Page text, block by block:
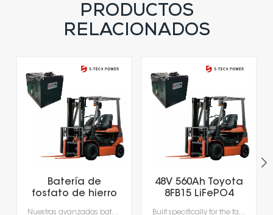
PRODUCTOS
RELACIONADOS
Batería de
fosfato de hierro
Nuestras avanzadas baterías de iones de litio, diseñadas específicamente para las exigencias de la manipulación moderna de materiales.Experimente una productividad sin precedentes con una carga rápida que tarda tan solo 1-2 horas, lo que permite cargar la batería durante los descansos y elimina los largos tiempos de inactividad por cambio de batería.Gracias a los sistemas de gestión de baterías (BMS) integrados, que garantizan una seguridad, un rendimiento y una durabilidad óptimos, obtendrá una alimentación fiable, más inteligente y segura.
48V 560Ah Toyota
8FB15 LiFePO4
Built specifically for the fast-paced nature of modern material handling, our lithium-ion batteries offer the agility your operation demands. Rapid 1- to 2-hour charging supports opportunity charging during breaks, significantly reducing downtime and keeping your fleet moving. Featuring a sophisticated Battery Management System (BMS), our technology delivers continuous safety monitoring, superior performance, and durable power—giving you a smarter, safer energy solution for your facility.